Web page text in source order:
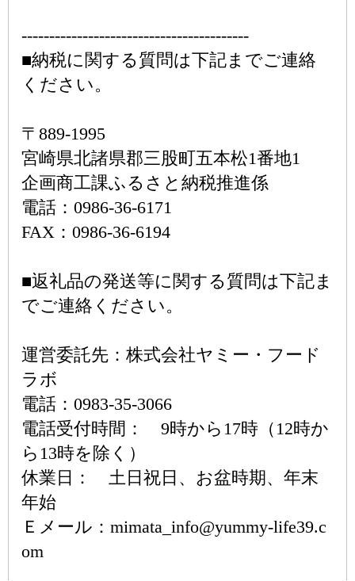
-----------------------------------------
■納税に関する質問は下記までご連絡
ください。
〒889-1995
宮崎県北諸県郡三股町五本松1番地1
企画商工課ふるさと納税推進係
電話：0986-36-6171
FAX：0986-36-6194
■返礼品の発送等に関する質問は下記ま
でご連絡ください。
運営委託先：株式会社ヤミー・フード
ラボ
電話：0983-35-3066
電話受付時間： 9時から17時（12時か
ら13時を除く）
休業日： 土日祝日、お盆時期、年末
年始
Ｅメール：mimata_info@yummy-life39.c
om